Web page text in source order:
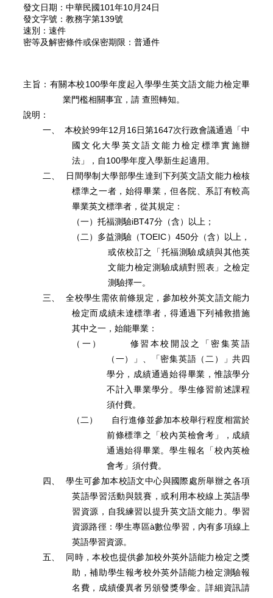
發文日期：中華民國101年10月24日
發文字號：教務字第139號
速別：速件
密等及解密條件或保密期限：普通件
主旨：有關本校100學年度起入學學生英文語文能力檢定畢
業門檻相關事宜，請 查照轉知。
說明：
一、
本校於99年12月16日第1647次行政會議通過「中
國文化大學英文語文能力檢定標準實施辦
法」，自100學年度入學新生起適用。
二、
日間學制大學部學生達到下列英文語文能力檢核
標準之一者，始得畢業，但各院、系訂有較高
畢業英文標準者，從其規定：
（一）托福測驗iBT47分（含）以上；
（二）多益測驗（TOEIC）450分（含）以上，
或依校訂之「托福測驗成績與其他英
文能力檢定測驗成績對照表」之檢定
測驗擇一。
三、
全校學生需依前條規定，參加校外英文語文能力
檢定而成績未達標準者，得通過下列補救措施
其中之一，始能畢業：
（一）
修習本校開設之「密集英語
（一）」、「密集英語（二）」共四
學分，成績通過始得畢業，惟該學分
不計入畢業學分。學生修習前述課程
須付費。
（二）
自行進修並參加本校舉行程度相當於
前條標準之「校內英檢會考」，成績
通過始得畢業。學生報名「校內英檢
會考」須付費。
四、
學生可參加本校語文中心與國際處所舉辦之各項
英語學習活動與競賽，或利用本校線上英語學
習資源，自我練習以提升英文語文能力。學習
資源路徑：學生專區à數位學習，內有多項線上
英語學習資源。
五、
同時，本校也提供參加校外英外語能力檢定之獎
助，補助學生報考校外英外語能力檢定測驗報
名費，成績優異者另頒發獎學金。詳細資訊請